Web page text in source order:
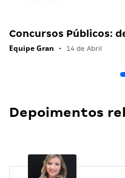
Concursos Públicos:
Equipe Gran • 14 de Abril
Depoimentos